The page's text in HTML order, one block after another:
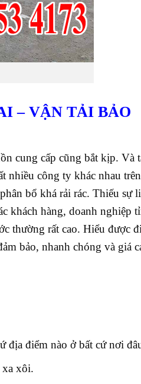
– VẬN TẢI BẢO
cung cấp cũng bắt kịp. Và
nhiều công ty khác nhau
bổ khá rải rác. Thiếu sự
khách hàng, doanh nghiệp
thường rất cao. Hiểu được
bảo, nhanh chóng và giá
địa điểm nào ở bất cứ nơi
xa xôi.